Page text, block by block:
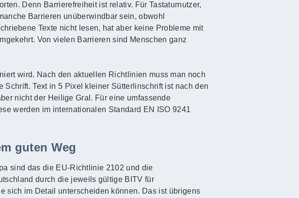
Denn Barrierefreiheit ist relativ. Für Tastaturnutzer,
Barrieren unüberwindbar sein, obwohl
Texte nicht lesen, hat aber keine Probleme mit
Von vielen Barrieren sind Menschen ganz
wird. Nach den aktuellen Richtlinien muss man noch
Text in 5 Pixel kleiner Sütterlinschrift ist nach den
nicht der Heilige Gral. Für eine umfassende
werden im internationalen Standard EN ISO 9241
guten Weg
sind das die EU-Richtlinie 2102 und die
durch die jeweils gültige BITV für
sich im Detail unterscheiden können. Das ist übrigens